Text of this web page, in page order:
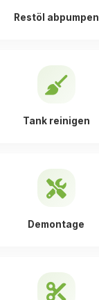
Restöl abpumpen
Tank reinigen
Demontage